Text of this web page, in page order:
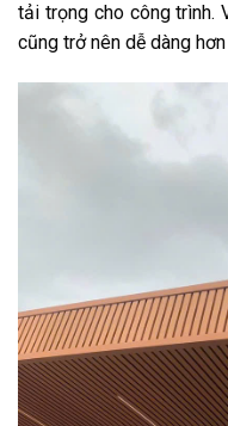
tải trọng cho công trình.
cũng trở nên dễ dàng hơn